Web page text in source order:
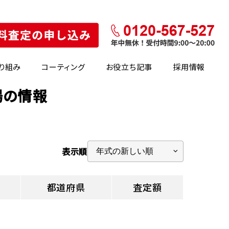
組み コーティング お役立ち記事 採用情報
情報
表示順
都道府県 査定額